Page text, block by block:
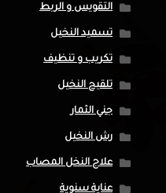
التقويس و الربط
تسميد النخيل
تكريب و تنظيف
تلقيح النخيل
جني الثمار
رش النخيل
علاج النخل المصاب
عناية سنوية